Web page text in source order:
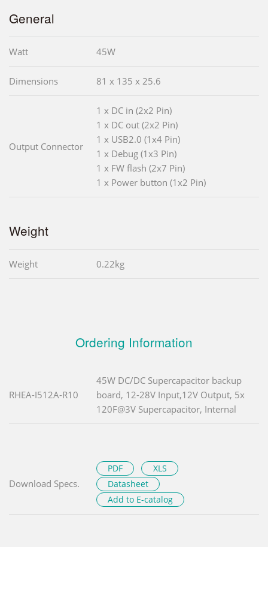
General
Watt 45W
Dimensions 81 x 135 x 25.6
Output Connector
1 x DC in (2x2 Pin)
1 x DC out (2x2 Pin)
1 x USB2.0 (1x4 Pin)
1 x Debug (1x3 Pin)
1 x FW flash (2x7 Pin)
1 x Power button (1x2 Pin)
Weight
Weight 0.22kg
Ordering Information
RHEA-I512A-R10
45W DC/DC Supercapacitor backup
board, 12-28V Input,12V Output, 5x
120F@3V Supercapacitor, Internal
Download Specs.
PDF
XLS
Datasheet
Add to E-catalog